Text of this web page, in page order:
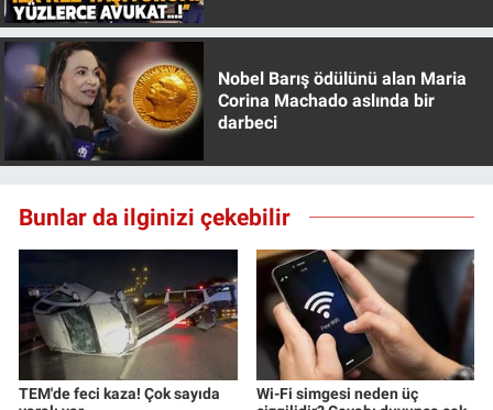
Nobel Barış ödülünü alan Maria
Corina Machado aslında bir
darbeci
Bunlar da ilginizi çekebilir
TEM'de feci kaza! Çok sayıda
Wi-Fi simgesi neden üç